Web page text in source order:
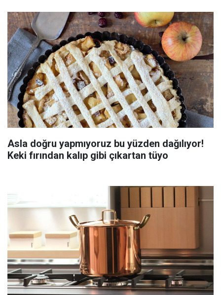
Asla doğru yapmıyoruz bu yüzden dağılıyor!
Keki fırından kalıp gibi çıkartan tüyo